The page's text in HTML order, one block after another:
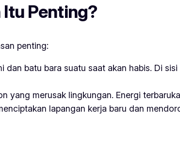
Penting?
penting:
dan batu bara suatu saat akan habis. Di
yang merusak lingkungan. Energi
lapangan kerja baru dan